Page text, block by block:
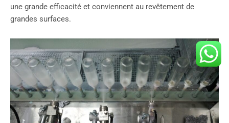
une grande efficacité et conviennent au revêtement de
grandes surfaces.